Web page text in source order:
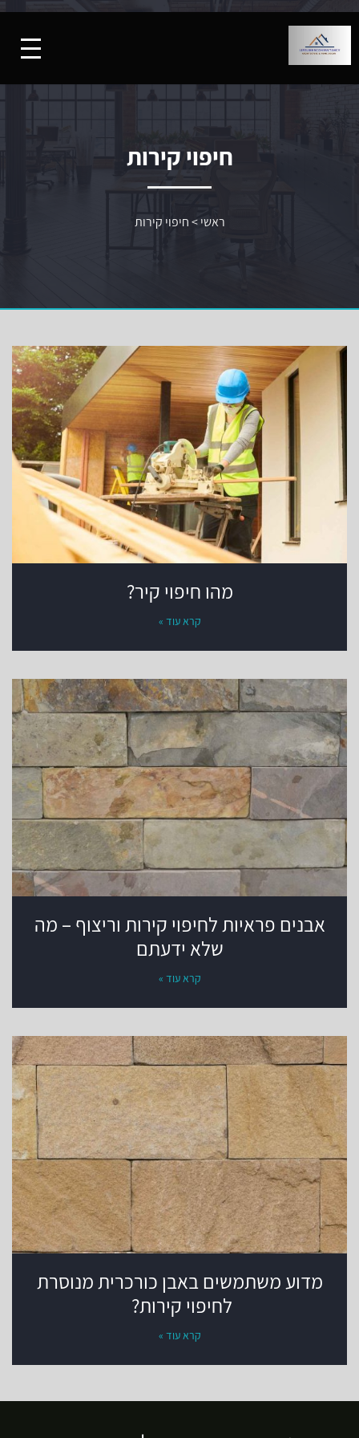
חיפוי קירות
ראשי>חיפוי קירות
מהו חיפוי קיר?
קרא עוד »
אבנים פראיות לחיפוי קירות וריצוף – מה
שלא ידעתם
קרא עוד »
מדוע משתמשים באבן כורכרית מנוסרת
לחיפוי קירות? ‏
קרא עוד »